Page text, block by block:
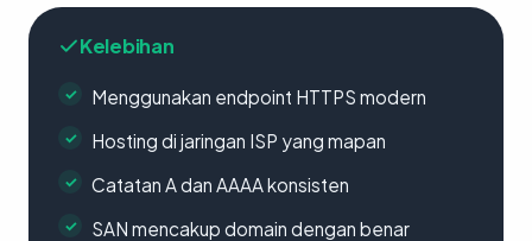
Kelebihan
Menggunakan endpoint HTTPS modern
Hosting di jaringan ISP yang mapan
Catatan A dan AAAA konsisten
SAN mencakup domain dengan benar